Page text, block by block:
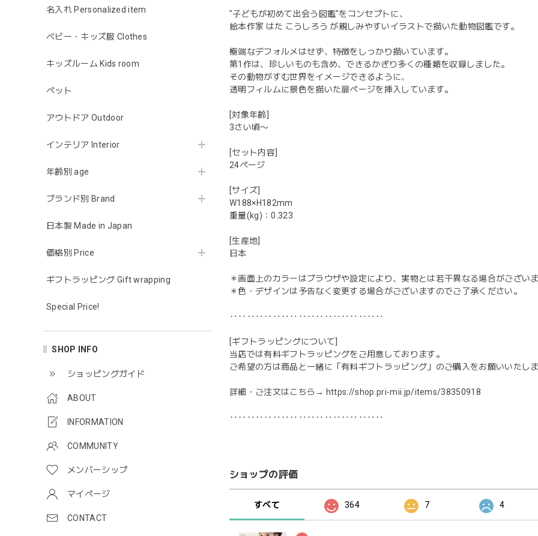
名入れ Personalized item
ベビー・キッズ服 Clothes
キッズルーム Kids room
ペット
アウトドア Outdoor
インテリア Interior
年齢別 age
ブランド別 Brand
日本製 Made in Japan
価格別 Price
ギフトラッピング Gift wrapping
Special Price!
SHOP INFO
ショッピングガイド
ABOUT
INFORMATION
COMMUNITY
メンバーシップ
マイページ
CONTACT
"子どもが初めて出会う図鑑"をコンセプトに、
絵本作家 はた こうしろう が親しみやすいイラストで描いた動物図鑑です。
極端なデフォルメはせず、特徴をしっかり描いています。
第1作は、珍しいものも含め、できるかぎり多くの種類を収録しました。
その動物がすむ世界をイメージできるように、
透明フィルムに景色を描いた扉ページを挿入しています。
[対象年齢]
3さい頃〜
[セット内容]
24ページ
[サイズ]
W188×H182mm
重量(kg)：0.323
[生産地]
日本
＊画面上のカラーはブラウザや設定により、実物とは若干異なる場合がございま
＊色・デザインは予告なく変更する場合がございますのでご了承ください。
‥‥‥‥‥‥‥‥‥‥‥‥‥‥‥‥‥‥
[ギフトラッピングについて]
当店では有料ギフトラッピングをご用意しております。
ご希望の方は商品と一緒に「有料ギフトラッピング」のご購入をお願いいたしま
詳細・ご注文はこちら→ https://shop.pri-mii.jp/items/38350918
‥‥‥‥‥‥‥‥‥‥‥‥‥‥‥‥‥‥
ショップの評価
すべて 364 7 4